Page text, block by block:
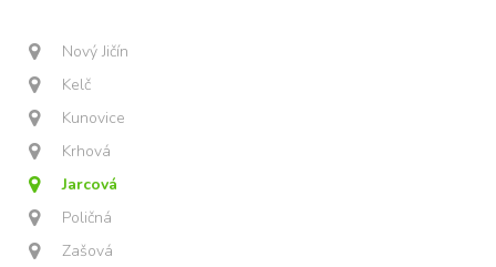
Nový Jičín
Kelč
Kunovice
Krhová
Jarcová
Poličná
Zašová